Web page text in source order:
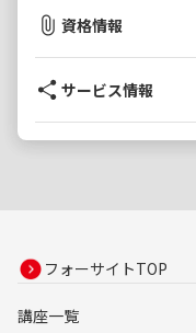
資格情報
サービス情報
フォーサイトTOP
講座一覧